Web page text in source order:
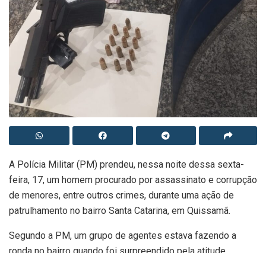
A Polícia Militar (PM) prendeu, nessa noite dessa sexta-
feira, 17, um homem procurado por assassinato e corrupção
de menores, entre outros crimes, durante uma ação de
patrulhamento no bairro Santa Catarina, em Quissamã.
Segundo a PM, um grupo de agentes estava fazendo a